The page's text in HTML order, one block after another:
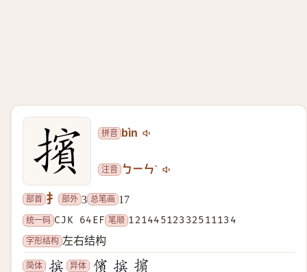
拼音 bìn
注音 ㄅㄧㄣˋ
部首 扌 部外 3 总笔画 17
统一码 CJK 64EF 笔顺 12144512332511134
字形结构 左右结构
简体 异体